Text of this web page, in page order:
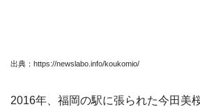
出典：https://newslabo.info/koukomio/
2016年、福岡の駅に張られた今田美